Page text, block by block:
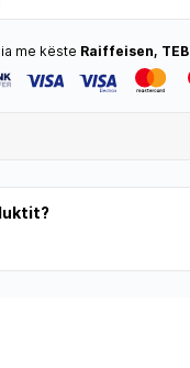
me këste Raiffeisen, TEB